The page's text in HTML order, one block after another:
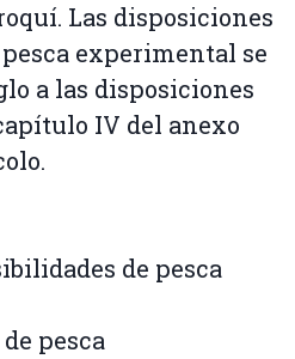
Las disposiciones
experimental se
a las disposiciones
IV del anexo
de pesca
pesca